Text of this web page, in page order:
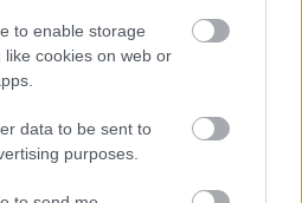
to enable storage
cookies on web or
data to be sent to
purposes.
— két háztartástípusra —
három számítási
számítása
valóságos adaptálása